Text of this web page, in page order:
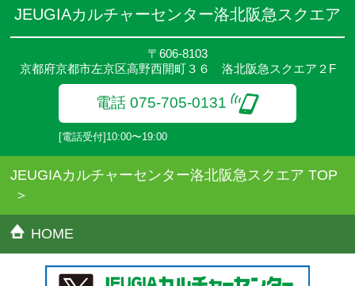
●講座は、月4回(週1回),月3回,2回,1回,臨時講座いろいろあります
のでご確認ください。
●参加人数が一定に満たない場合、体験や講座開講を中止または延
●その他、詳しい内容については、ご入会時にご説明をさせていた
だきます。
JEUGIAカルチャーセンター洛北阪急スクエア
〒606-8103
京都府京都市左京区高野西開町３６ 洛北阪急スクエア２F
電話 075-705-0131
[電話受付]10:00〜19:00
JEUGIAカルチャーセンター洛北阪急スクエア TOP
HOME